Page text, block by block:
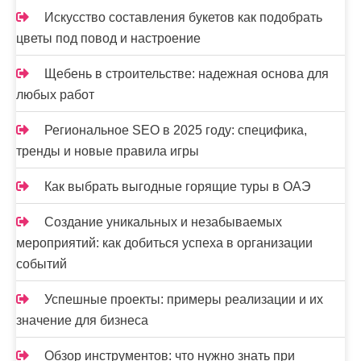
п
и
с
я
м
Искусство составления букетов как подобрать
цветы под повод и настроение
Щебень в строительстве: надежная основа для
любых работ
Региональное SEO в 2025 году: специфика,
тренды и новые правила игры
Как выбрать выгодные горящие туры в ОАЭ
Создание уникальных и незабываемых
мероприятий: как добиться успеха в организации
событий
Успешные проекты: примеры реализации и их
значение для бизнеса
Обзор инструментов: что нужно знать при